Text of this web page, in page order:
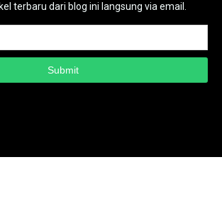
terbaru dari blog ini langsung via email.